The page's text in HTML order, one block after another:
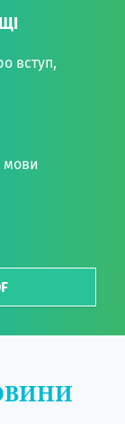
вступ,
мови